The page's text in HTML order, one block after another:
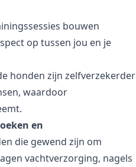
bouwen
op tussen jou en je
honden zijn zelfverzekerder
waardoor
en
die gewend zijn om
vachtverzorging, nagels